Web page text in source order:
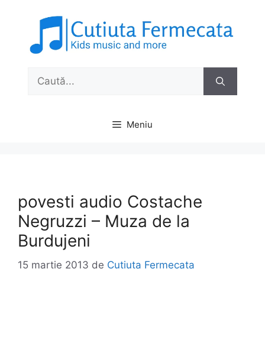
Caută
Meniu
povesti audio Costache
Negruzzi – Muza de la
Burdujeni
15 martie 2013 de Cutiuta Fermecata